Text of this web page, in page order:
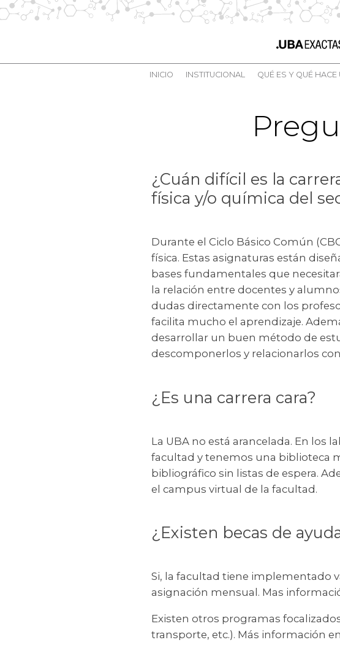
INICIO INSTITUCIONAL QUÉ ES Y QUÉ HACE
¿Cuán difícil es la
física y/o química del
Durante el Ciclo Básico Común
física. Estas asignaturas están
bases fundamentales que
la relación entre docentes y
dudas directamente con los
facilita mucho el aprendizaje.
desarrollar un buen método de
descomponerlos y relacionarlos
¿Es una carrera cara?
La UBA no está arancelada. En
facultad y tenemos una biblioteca
bibliográfico sin listas de espera.
el campus virtual de la facultad.
¿Existen becas de
Si, la facultad tiene implementado
asignación mensual. Mas
Existen otros programas
transporte, etc.). Más información